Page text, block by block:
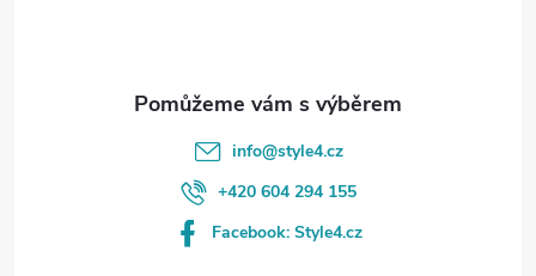
info@style4.cz
+420 604 294 155
Facebook: Style4.cz